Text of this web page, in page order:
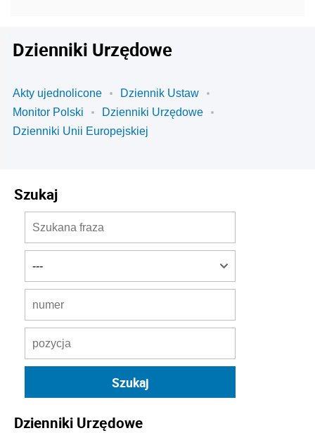
Dzienniki Urzędowe
Akty ujednolicone
Dziennik Ustaw
Monitor Polski
Dzienniki Urzędowe
Dzienniki Unii Europejskiej
Szukaj
Dzienniki Urzędowe